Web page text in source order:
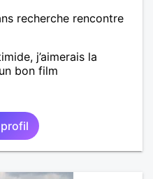
recherche rencontre
j’aimerais la
bon film